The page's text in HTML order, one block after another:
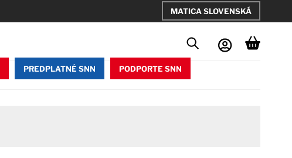
MATICA SLOVENSKÁ
PREDPLATNÉ SNN PODPORTE SNN